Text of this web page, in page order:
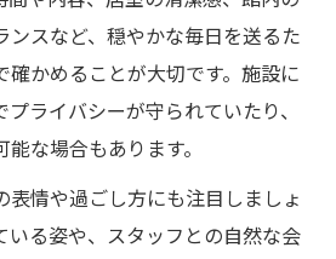
ンスなど、穏やかな毎日を送るた
確かめることが大切です。施設に
ライバシーが守られていたり、
な場合もあります。
表情や過ごし方にも注目しましょ
いる姿や、スタッフとの自然な会